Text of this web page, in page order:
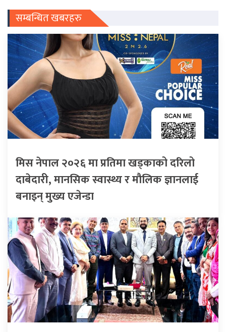
सम्बन्धित खबरहरु
मिस नेपाल २०२६ मा प्रतिमा खड्काको दरिलो
दाबेदारी, मानसिक स्वास्थ्य र मौलिक ज्ञानलाई
बनाइन् मुख्य एजेन्डा